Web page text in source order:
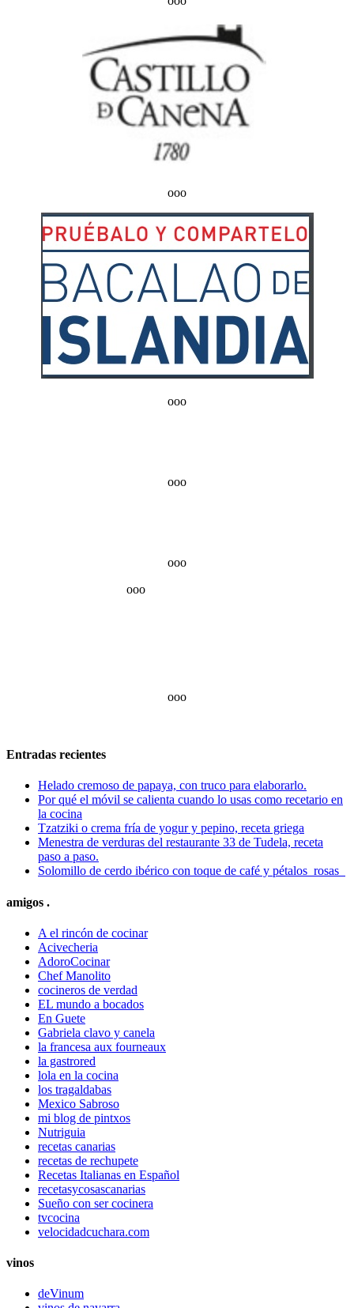
ooo
ooo
ooo
ooo
ooo
ooo
Entradas recientes
Helado cremoso de papaya, con truco para elaborarlo.
Por qué el móvil se calienta cuando lo usas como recetario en
la cocina
Tzatziki o crema fría de yogur y pepino, receta griega
Menestra de verduras del restaurante 33 de Tudela, receta
paso a paso.
Solomillo de cerdo ibérico con toque de café y pétalos rosas
amigos .
A el rincón de cocinar
Acivecheria
AdoroCocinar
Chef Manolito
cocineros de verdad
EL mundo a bocados
En Guete
Gabriela clavo y canela
la francesa aux fourneaux
la gastrored
lola en la cocina
los tragaldabas
Mexico Sabroso
mi blog de pintxos
Nutriguia
recetas canarias
recetas de rechupete
Recetas Italianas en Español
recetasycosascanarias
Sueño con ser cocinera
tvcocina
velocidadcuchara.com
vinos
deVinum